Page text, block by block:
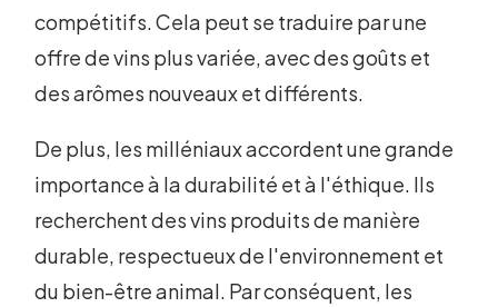
compétitifs. Cela peut se traduire par une
offre de vins plus variée, avec des goûts et
des arômes nouveaux et différents.
De plus, les milléniaux accordent une grande
importance à la durabilité et à l'éthique. Ils
recherchent des vins produits de manière
durable, respectueux de l'environnement et
du bien-être animal. Par conséquent, les